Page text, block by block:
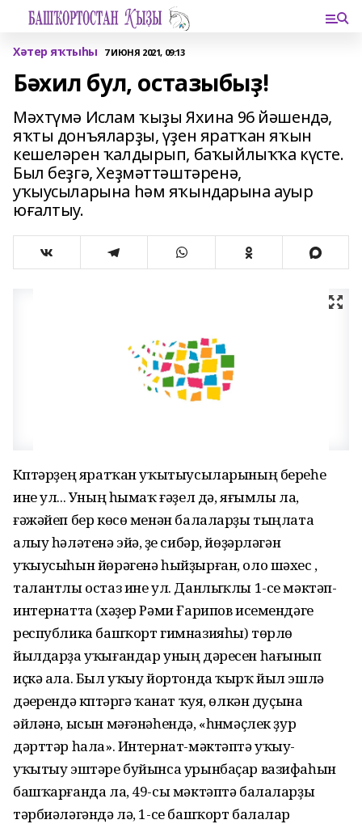
Хәтер яҡтыһы 7 ИЮНЯ 2021, 09:13
Бәхил бул, остазыбыҙ!
Мәхтүмә Ислам ҡыҙы Яхина 96 йәшендә,
яҡты донъяларҙы, үҙен яратҡан яҡын
кешеләрен ҡалдырып, баҡыйлыҡҡа күсте.
Был беҙгә, Хеҙмәттәштәренә,
уҡыусыларына һәм яҡындарына ауыр
юғалтыу.
Күптәрҙең яратҡан уҡытыусыларының береһе
ине ул... Уның һымаҡ ғәҙел дә, яғымлы ла,
ғәжәйеп бер көсө менән балаларҙы тыңлата
алыу һәләтенә эйә, үҙе сибәр, йөҙәрләгән
уҡыусыһын йөрәгенә һыйҙырған, оло шәхес ,
талантлы остаз ине ул. Данлыҡлы 1-се мәктәп-
интернатта (хәҙер Рәми Ғарипов исемендәге
республика башҡорт гимназияһы) төрлө
йылдарҙа уҡығандар уның дәресен һағынып
иҫкә ала. Был уҡыу йортонда ҡырҡ йыл эшләү
дәүерендә күптәргә ҡанат ҡуя, өлкән дуҫына
әйләнә, ысын мәғәнәһендә, «һүнмәҫлек ҙур
дәрттәр һала». Интернат-мәктәптә уҡыу-
уҡытыу эштәре буйынса урынбаҫар вазифаһын
башҡарғанда ла, 49-сы мәктәптә балаларҙы
тәрбиәләгәндә лә, 1-се башҡорт балалар